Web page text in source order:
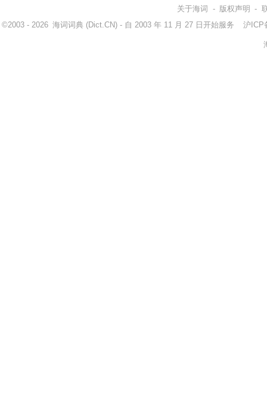
关于海词 - 版权声明 -
©2003 - 2026 海词词典 (Dict.CN) - 自 2003 年 11 月 27 日开始服务 沪ICP